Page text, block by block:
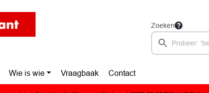
Zoeken
Wie is wie Vraagbaak Contact